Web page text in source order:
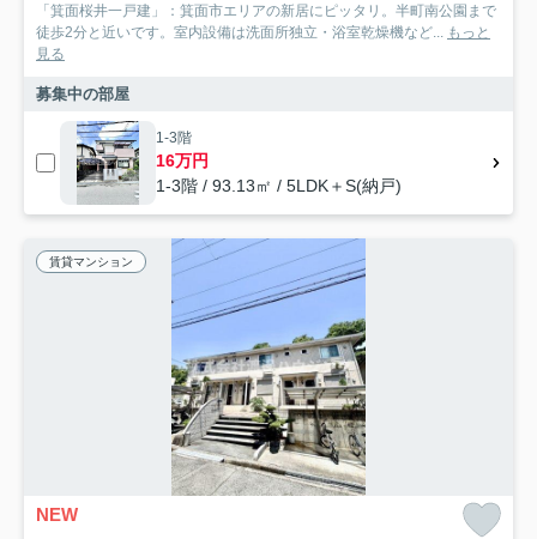
「箕面桜井一戸建」：箕面市エリアの新居にピッタリ。半町南公園まで
徒歩2分と近いです。室内設備は洗面所独立・浴室乾燥機など... もっと
見る
募集中の部屋
1-3階
16万円
1-3階 / 93.13㎡ / 5LDK＋S(納戸)
賃貸マンション
NEW